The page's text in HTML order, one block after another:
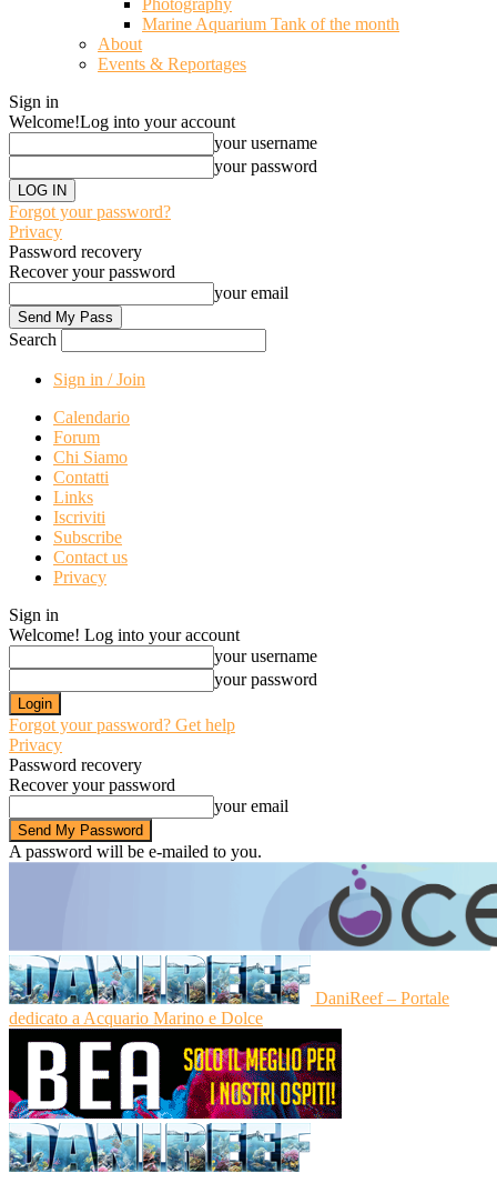
Photography
Marine Aquarium Tank of the month
About
Events & Reportages
Sign in
Welcome!Log into your account
your username
your password
Forgot your password?
Privacy
Password recovery
Recover your password
your email
Search
Sign in / Join
Calendario
Forum
Chi Siamo
Contatti
Links
Iscriviti
Subscribe
Contact us
Privacy
Sign in
Welcome! Log into your account
your username
your password
Forgot your password? Get help
Privacy
Password recovery
Recover your password
your email
A password will be e-mailed to you.
DaniReef – Portale
dedicato a Acquario Marino e Dolce